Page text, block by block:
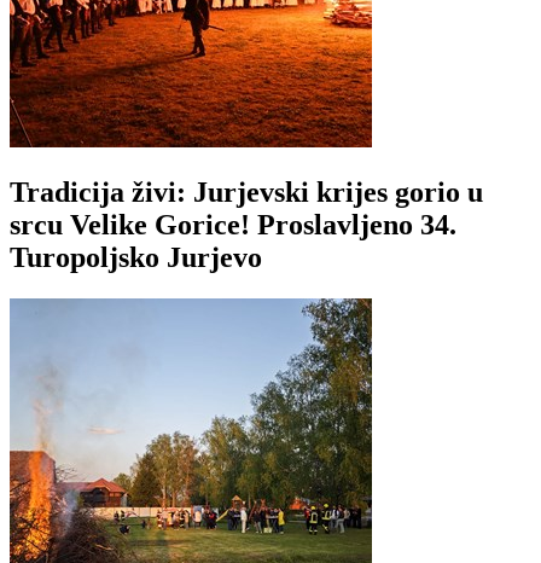
Tradicija živi: Jurjevski krijes gorio u
srcu Velike Gorice! Proslavljeno 34.
Turopoljsko Jurjevo